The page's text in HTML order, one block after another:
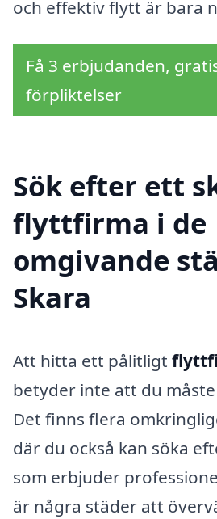
och effektiv flytt är bara
Få 3 erbjudanden,
förpliktelser
Sök efter ett
flyttfirma i de
omgivande
Skara
Att hitta ett pålitligt
betyder inte att du
Det finns flera
där du också kan söka
som erbjuder
är några städer att